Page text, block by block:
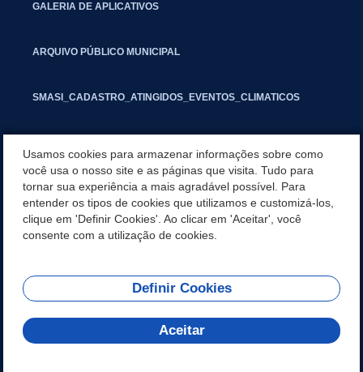
GALERIA DE APLICATIVOS
ARQUIVO PÚBLICO MUNICIPAL
SMASI_CADASTRO_ATINGIDOS_EVENTOS_CLIMATICOS
INFORMATIVO PIT
SEGUNDA VIA IPTU
REDES SOCIAIS
Usamos cookies para armazenar informações sobre como
você usa o nosso site e as páginas que visita. Tudo para
tornar sua experiência a mais agradável possível. Para
entender os tipos de cookies que utilizamos e customizá-los,
clique em 'Definir Cookies'. Ao clicar em 'Aceitar', você
consente com a utilização de cookies.
Definir Cookies
Aceitar